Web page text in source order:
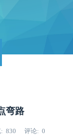
弯路
830 评论 0